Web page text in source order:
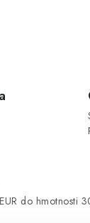
do hmotnosti